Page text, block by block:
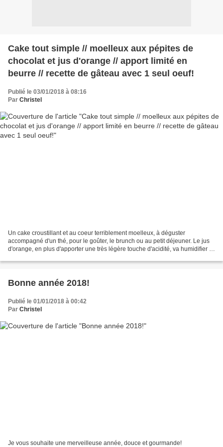
Cake tout simple // moelleux aux pépites de
chocolat et jus d'orange // apport limité en
beurre // recette de gâteau avec 1 seul oeuf!
Publié le 03/01/2018 à 08:16
Par Christel
Un cake croustillant et au coeur terriblement moelleux, à déguster
accompagné d'un thé, pour le goûter, le brunch ou au petit déjeuner. Le jus
d'orange, en plus d'apporter une très légère touche d'acidité, va humidifier la
Bonne année 2018!
Publié le 01/01/2018 à 00:42
Par Christel
Je vous souhaite une merveilleuse année, douce et gourmande!